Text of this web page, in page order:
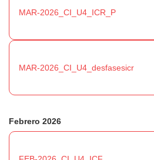
MAR-2026_CI_U4_ICR_P
MAR-2026_CI_U4_desfasesicr
Febrero 2026